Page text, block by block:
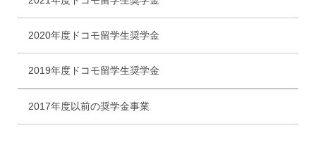
2020年度ドコモ留学生奨学金
2019年度ドコモ留学生奨学金
2017年度以前の奨学金事業